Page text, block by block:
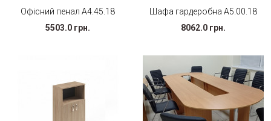
Офісний пенал А4.45.18
5503.0 грн.
Шафа гардеробна А5.00.18
8062.0 грн.